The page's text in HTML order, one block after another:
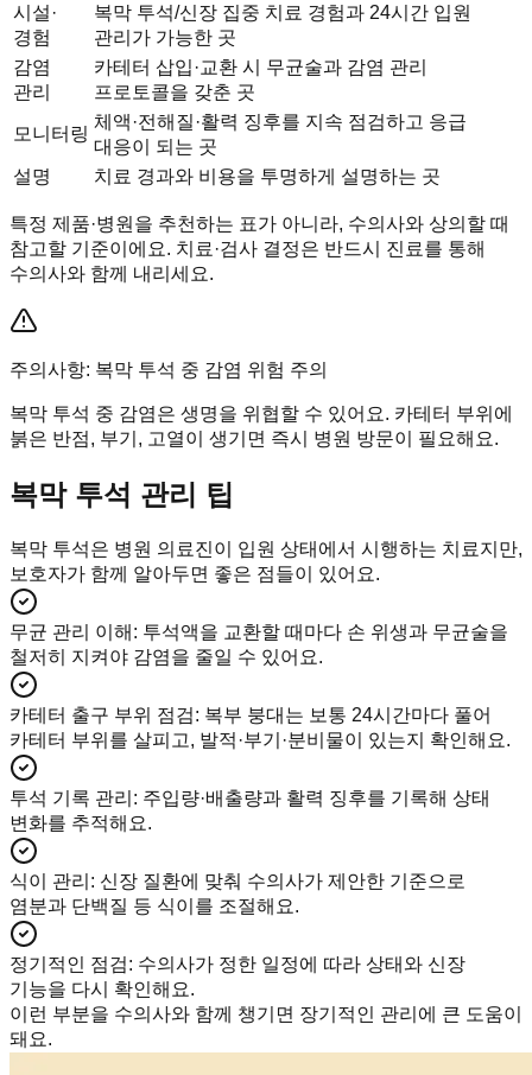
시설·
경험
복막 투석/신장 집중 치료 경험과 24시간 입원
관리가 가능한 곳
감염
관리
카테터 삽입·교환 시 무균술과 감염 관리
프로토콜을 갖춘 곳
모니터링
체액·전해질·활력 징후를 지속 점검하고 응급
대응이 되는 곳
설명
치료 경과와 비용을 투명하게 설명하는 곳
특정 제품·병원을 추천하는 표가 아니라, 수의사와 상의할 때
참고할 기준이에요. 치료·검사 결정은 반드시 진료를 통해
수의사와 함께 내리세요.
주의사항: 복막 투석 중 감염 위험 주의
복막 투석 중 감염은 생명을 위협할 수 있어요. 카테터 부위에
붉은 반점, 부기, 고열이 생기면 즉시 병원 방문이 필요해요.
복막 투석 관리 팁
복막 투석은 병원 의료진이 입원 상태에서 시행하는 치료지만,
보호자가 함께 알아두면 좋은 점들이 있어요.
무균 관리 이해 : 투석액을 교환할 때마다 손 위생과 무균술을
철저히 지켜야 감염을 줄일 수 있어요.
카테터 출구 부위 점검: 복부 붕대는 보통 24시간마다 풀어
카테터 부위를 살피고, 발적·부기·분비물이 있는지 확인해요.
투석 기록 관리 : 주입량·배출량과 활력 징후를 기록해 상태
변화를 추적해요.
식이 관리 : 신장 질환에 맞춰 수의사가 제안한 기준으로
염분과 단백질 등 식이를 조절해요.
정기적인 점검: 수의사가 정한 일정에 따라 상태와 신장
기능을 다시 확인해요.
이런 부분을 수의사와 함께 챙기면 장기적인 관리에 큰 도움이
돼요.